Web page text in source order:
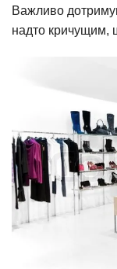
Важливо
надто кричущим,